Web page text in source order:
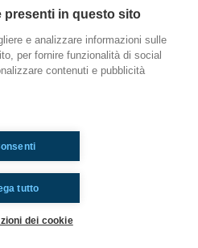
spirituale, poi parliamo
voi siete pro o contro?
presenti in questo sito
e analizzare informazioni sulle
per fornire funzionalità di social
contenuti e pubblicità
tutto
dei cookie